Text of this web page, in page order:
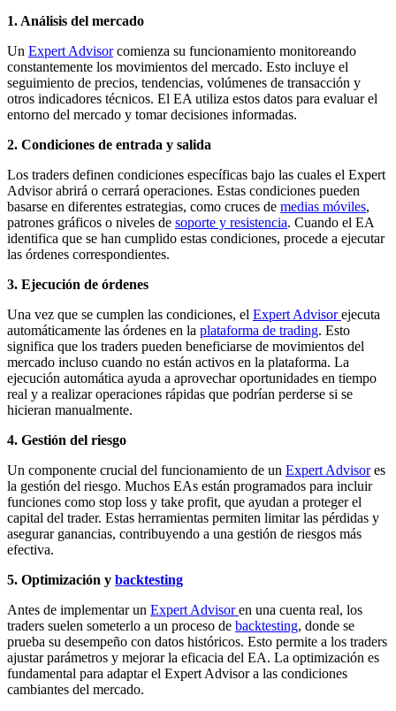
1. Análisis del mercado
Un Expert Advisorcomienza su funcionamiento monitoreando
constantemente los movimientos del mercado. Esto incluye el
seguimiento de precios, tendencias, volúmenes de transacción y
otros indicadores técnicos. El EA utiliza estos datos para evaluar el
entorno del mercado y tomar decisiones informadas.
2. Condiciones de entrada y salida
Los traders definen condiciones específicas bajo las cuales el Expert
Advisor abrirá o cerrará operaciones. Estas condiciones pueden
basarse en diferentes estrategias, como cruces de medias móviles,
patrones gráficos o niveles de soporte y resistencia. Cuando el EA
identifica que se han cumplido estas condiciones, procede a ejecutar
las órdenes correspondientes.
3. Ejecución de órdenes
Una vez que se cumplen las condiciones, el Expert Advisorejecuta
automáticamente las órdenes en la plataforma de trading. Esto
significa que los traders pueden beneficiarse de movimientos del
mercado incluso cuando no están activos en la plataforma. La
ejecución automática ayuda a aprovechar oportunidades en tiempo
real y a realizar operaciones rápidas que podrían perderse si se
hicieran manualmente.
4. Gestión del riesgo
Un componente crucial del funcionamiento de un Expert Advisores
la gestión del riesgo. Muchos EAs están programados para incluir
funciones como stop loss y take profit, que ayudan a proteger el
capital del trader. Estas herramientas permiten limitar las pérdidas y
asegurar ganancias, contribuyendo a una gestión de riesgos más
efectiva.
5. Optimización y backtesting
Antes de implementar un Expert Advisoren una cuenta real, los
traders suelen someterlo a un proceso de backtesting, donde se
prueba su desempeño con datos históricos. Esto permite a los traders
ajustar parámetros y mejorar la eficacia del EA. La optimización es
fundamental para adaptar el Expert Advisor a las condiciones
cambiantes del mercado.